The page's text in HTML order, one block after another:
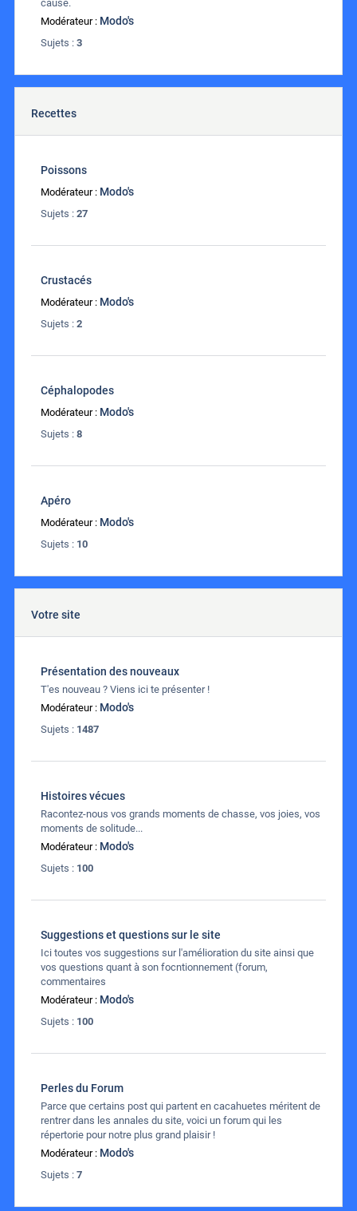
cause.
Modérateur : Modo's
Sujets : 3
Recettes
Poissons
Modérateur : Modo's
Sujets : 27
Crustacés
Modérateur : Modo's
Sujets : 2
Céphalopodes
Modérateur : Modo's
Sujets : 8
Apéro
Modérateur : Modo's
Sujets : 10
Votre site
Présentation des nouveaux
T'es nouveau ? Viens ici te présenter !
Modérateur : Modo's
Sujets : 1487
Histoires vécues
Racontez-nous vos grands moments de chasse, vos joies, vos
moments de solitude...
Modérateur : Modo's
Sujets : 100
Suggestions et questions sur le site
Ici toutes vos suggestions sur l'amélioration du site ainsi que
vos questions quant à son focntionnement (forum,
commentaires
Modérateur : Modo's
Sujets : 100
Perles du Forum
Parce que certains post qui partent en cacahuetes méritent de
rentrer dans les annales du site, voici un forum qui les
répertorie pour notre plus grand plaisir !
Modérateur : Modo's
Sujets : 7